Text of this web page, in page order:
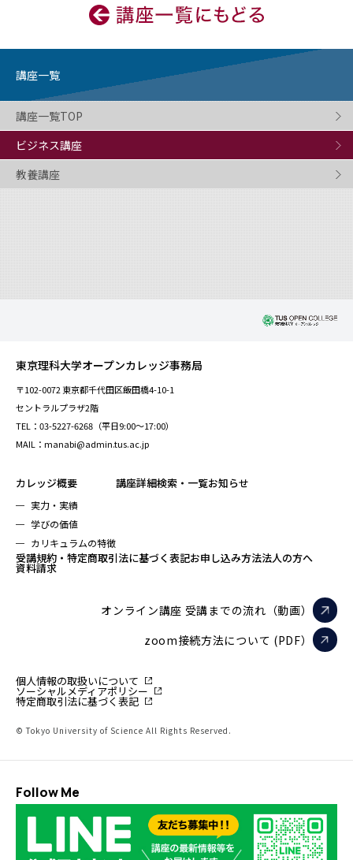
講座一覧
講座一覧TOP
ビジネス講座
教養講座
東京理科大学オープンカレッジ事務局
〒102-0072 東京都千代田区飯田橋4-10-1
セントラルプラザ2階
TEL：03-5227-6268（平日9:00～17:00）
MAIL：manabi@admin.tus.ac.jp
カレッジ概要
実力・実績
学びの価値
カリキュラムの特徴
講座詳細検索・一覧お知らせ
受講規約・特定商取引法に基づく表記お申し込み方法法人の方へ
資料請求
オンライン講座 受講までの流れ（動画）
zoom接続方法について (PDF）
個人情報の取扱いについて
ソーシャルメディアポリシー
特定商取引法に基づく表記
© Tokyo University of Science All Rights Reserved.
Follow Me